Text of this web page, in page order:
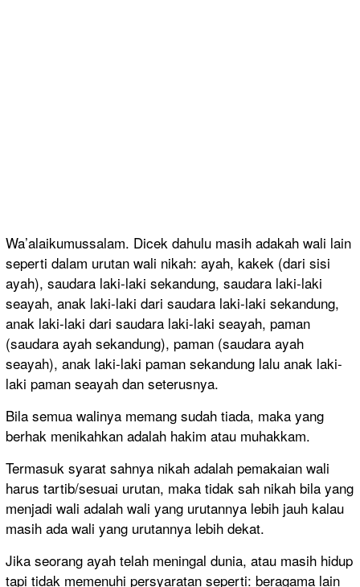
Wa’alaikumussalam. Dicek dahulu masih adakah wali lain
seperti dalam urutan wali nikah: ayah, kakek (dari sisi
ayah), saudara laki-laki sekandung, saudara laki-laki
seayah, anak laki-laki dari saudara laki-laki sekandung,
anak laki-laki dari saudara laki-laki seayah, paman
(saudara ayah sekandung), paman (saudara ayah
seayah), anak laki-laki paman sekandung lalu anak laki-
laki paman seayah dan seterusnya.
Bila semua walinya memang sudah tiada, maka yang
berhak menikahkan adalah hakim atau muhakkam.
Termasuk syarat sahnya nikah adalah pemakaian wali
harus tartib/sesuai urutan, maka tidak sah nikah bila yang
menjadi wali adalah wali yang urutannya lebih jauh kalau
masih ada wali yang urutannya lebih dekat.
Jika seorang ayah telah meningal dunia, atau masih hidup
tapi tidak memenuhi persyaratan seperti: beragama lain